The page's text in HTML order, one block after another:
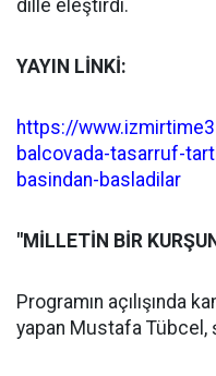
dille eleştirdi.
YAYIN LİNKİ:
https://
balcovada-tasarruf-
basindan-basladilar
"MİLLETİN BİR
Programın açılışında
yapan Mustafa Tübcel,